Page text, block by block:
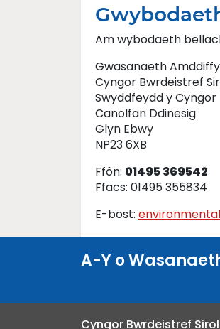
Am wybodaeth
Gwasanaeth
Cyngor Bwrdeistref
Swyddfeydd y Cyngor
Canolfan Ddinesig
Glyn Ebwy
NP23 6XB
Ffôn: 01495 369542
Ffacs: 01495 355834
E-bost:
A-Y o
Cyngor Bwrdeistref